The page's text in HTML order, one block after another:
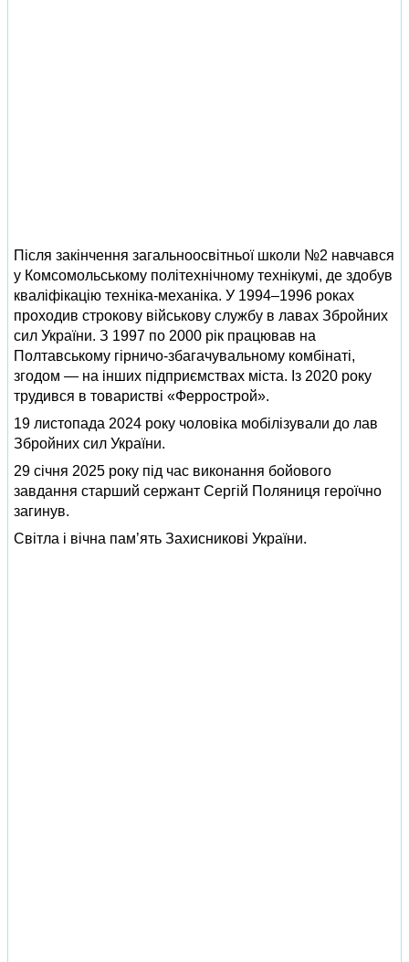
Після закінчення загальноосвітньої школи №2 навчався
у Комсомольському політехнічному технікумі, де здобув
кваліфікацію техніка-механіка. У 1994–1996 роках
проходив строкову військову службу в лавах Збройних
сил України. З 1997 по 2000 рік працював на
Полтавському гірничо-збагачувальному комбінаті,
згодом — на інших підприємствах міста. Із 2020 року
трудився в товаристві «Феррострой».
19 листопада 2024 року чоловіка мобілізували до лав
Збройних сил України.
29 січня 2025 року під час виконання бойового
завдання старший сержант Сергій Поляниця героїчно
загинув.
Світла і вічна пам’ять Захисникові України.